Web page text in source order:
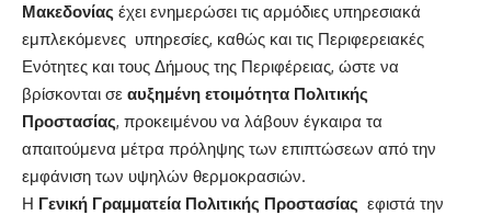
Μακεδονίας έχει ενημερώσει τις αρμόδιες υπηρεσιακά
εμπλεκόμενες υπηρεσίες, καθώς και τις Περιφερειακές
Ενότητες και τους Δήμους της Περιφέρειας, ώστε να
βρίσκονται σε αυξημένη ετοιμότητα Πολιτικής
Προστασίας, προκειμένου να λάβουν έγκαιρα τα
απαιτούμενα μέτρα πρόληψης των επιπτώσεων από την
εμφάνιση των υψηλών θερμοκρασιών.
Η Γενική Γραμματεία Πολιτικής Προστασίας εφιστά την